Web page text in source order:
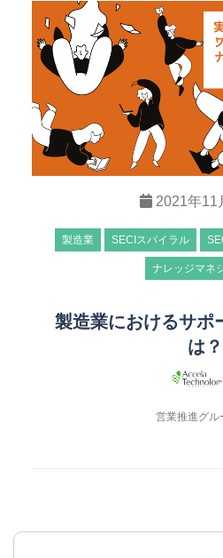
2021年11
製造業 SECIスパイラル
ナレッジマネ
製造業におけるサポ
は？
営業推進グル